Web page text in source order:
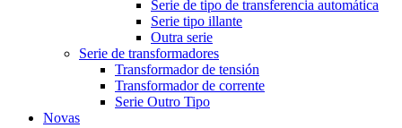
Serie de tipo de transferencia automática
Serie tipo illante
Outra serie
Serie de transformadores
Transformador de tensión
Transformador de corrente
Serie Outro Tipo
Novas